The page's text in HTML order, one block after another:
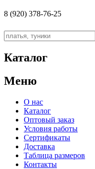
8 (920) 378-76-25
Каталог
Меню
О нас
Каталог
Оптовый заказ
Условия работы
Сертификаты
Доставка
Таблица размеров
Контакты